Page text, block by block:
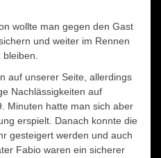
wollte man gegen den Gast
und weiter im Rennen
auf unserer Seite, allerdings
Nachlässigkeiten auf
Minuten hatte man sich aber
erspielt. Danach konnte die
gesteigert werden und auch
Fabio waren ein sicherer